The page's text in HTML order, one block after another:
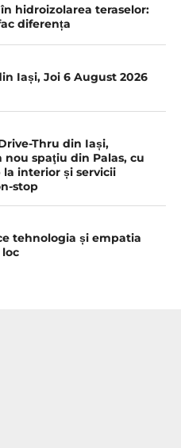
hidroizolarea teraselor:
diferența
Iași, Joi 6 August 2026
Thru din Iași,
spaţiu din Palas, cu
interior și servicii
stop
tehnologia și empatia